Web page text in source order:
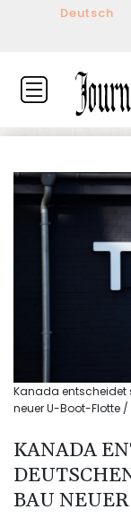
Deutsch
Kanada entscheidet
neuer U-Boot-Flotte /
KANADA
BAU